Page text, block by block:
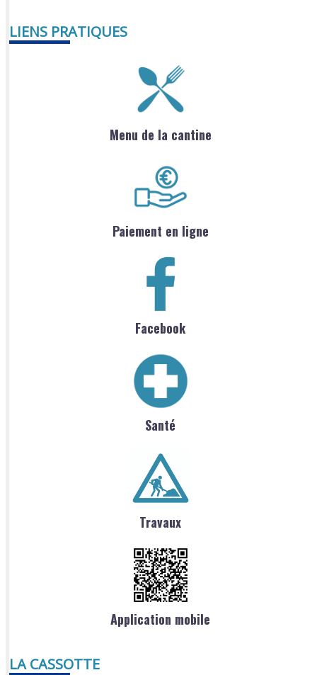
LIENS PRATIQUES
Menu de la cantine
Paiement en ligne
Facebook
Santé
Travaux
Application mobile
LA CASSOTTE